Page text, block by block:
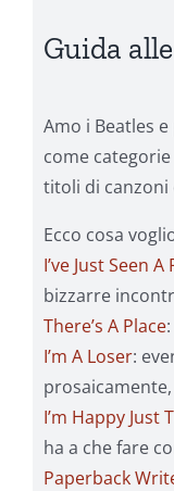
Guida
Amo i Beatles
come
titoli di
Ecco cosa
I’ve Just Seen A
bizzarre
There’s A Place
I’m A Loser:
I’m Happy Just
ha a che fare
Paperback